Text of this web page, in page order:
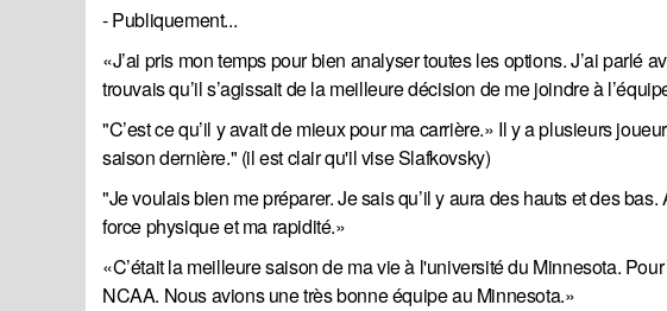
- Publiquement...
«J’ai pris mon temps pour bien analyser toutes les options. J’ai parlé
trouvais qu’il s’agissait de la meilleure décision de me joindre à
"C’est ce qu’il y avait de mieux pour ma carrière.» Il y a plusieurs
saison dernière." (il est clair qu'il vise Slafkovsky)
"Je voulais bien me préparer. Je sais qu’il y aura des hauts et des
force physique et ma rapidité.»
«C’était la meilleure saison de ma vie à l'université du Minnesota.
NCAA. Nous avions une très bonne équipe au Minnesota.»